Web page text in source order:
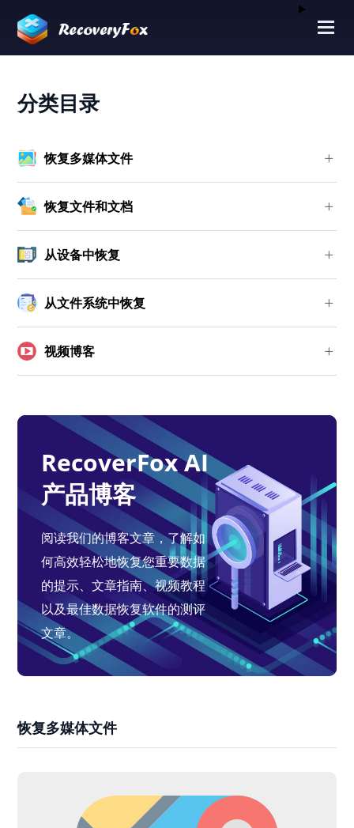
分类目录
恢复多媒体文件
恢复文件和文档
从设备中恢复
从文件系统中恢复
视频博客
RecoverFox AI
产品博客
阅读我们的博客文章，了解如
何高效轻松地恢复您重要数据
的提示、文章指南、视频教程
以及最佳数据恢复软件的测评
文章。
恢复多媒体文件